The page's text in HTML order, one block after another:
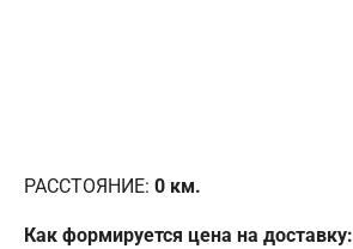
РАССТОЯНИЕ: 0 км.
Как формируется цена на доставку: